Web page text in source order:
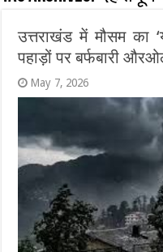
उत्तराखंड में मौसम का
पहाड़ों पर बर्फबारी
May 7, 2026